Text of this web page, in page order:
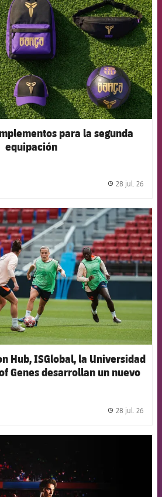
para la segunda
equipación
28 jul. 26
FCB Barcelona badge
Hub, ISGlobal, la Universidad
Genes desarrollan un nuevo
28 jul. 26